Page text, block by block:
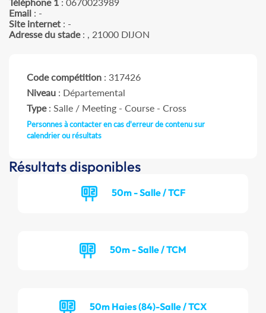
Email : -
Site internet : -
Adresse du stade: , 21000 DIJON
Code compétition : 317426
Niveau : Départemental
Type: Salle / Meeting - Course - Cross
Personnes à contacter en cas d'erreur de contenu sur
calendrier ou résultats
Résultats disponibles
50m - Salle / TCF
50m - Salle / TCM
50m Haies (84)-Salle / TCX